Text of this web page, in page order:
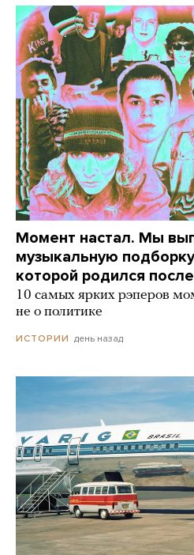
Момент настал. Мы
музыкальную
которой родился
10 самых ярких рэперов
не о политике
ИСТОРИИ день назад